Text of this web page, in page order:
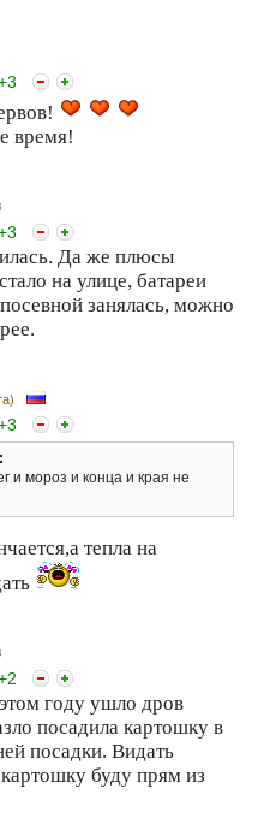
3
время!
3
Да же плюсы
на улице, батареи
занялась, можно
3
и мороз и конца и края не
тепла на
2
году ушло дров
посадила картошку в
посадки. Видать
буду прям из